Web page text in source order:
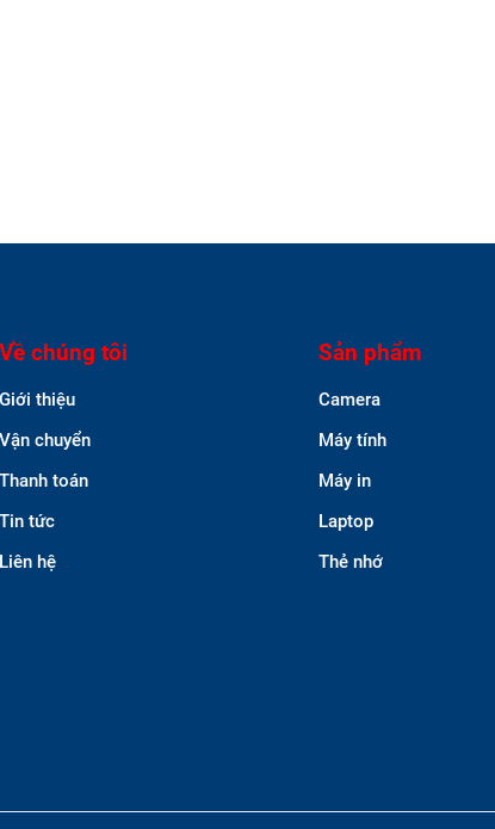
Về chúng tôi
Giới thiệu
Vận chuyển
Thanh toán
Tin tức
Liên hệ
Sản phẩm
Camera
Máy tính
Máy in
Laptop
Thẻ nhớ